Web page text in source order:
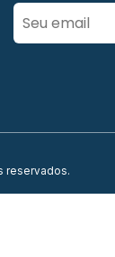
reservados.